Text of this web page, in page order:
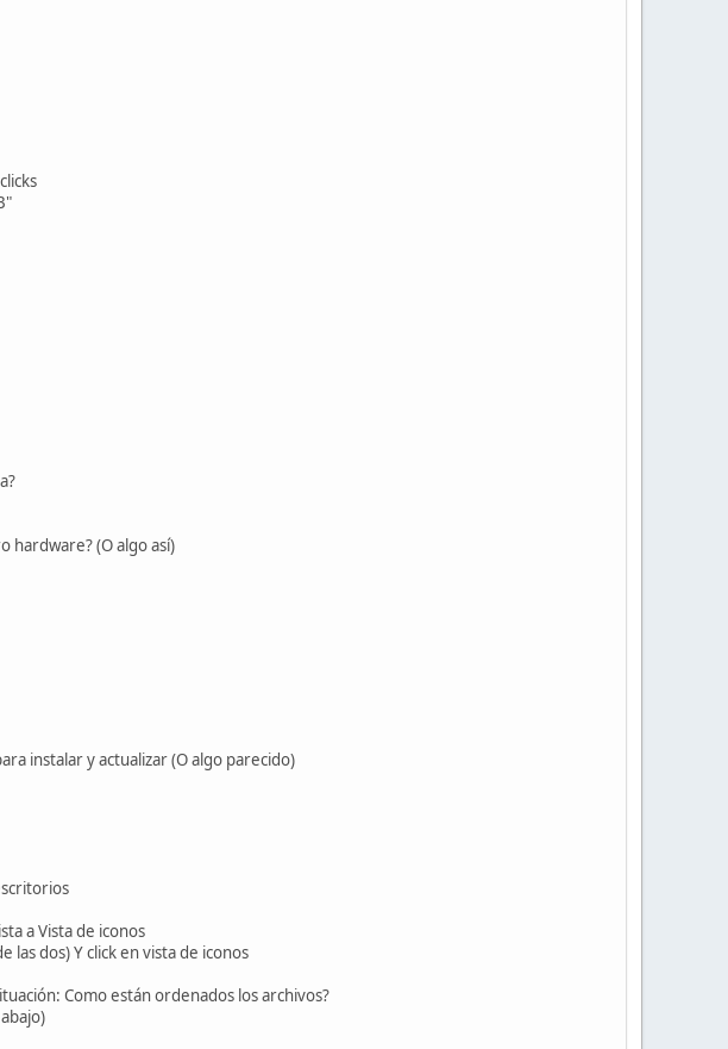
hardware? (O algo así)
instalar y actualizar (O algo parecido)
a Vista de iconos
las dos) Y click en vista de iconos
Como están ordenados los archivos?